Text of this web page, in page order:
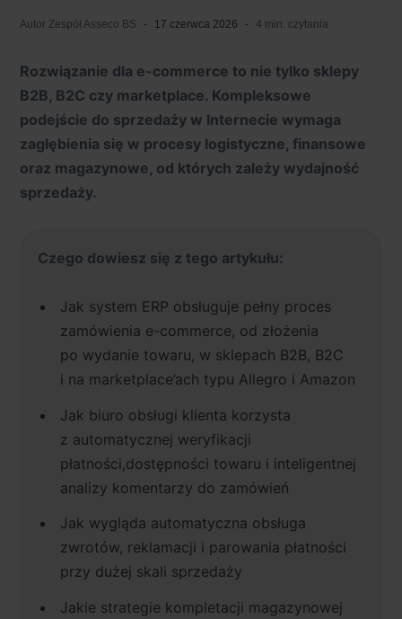
Autor Zespół Asseco BS 17 czerwca 2026 4 min. czytania
Rozwiązanie dla e-commerce to nie tylko sklepy
B2B, B2C czy marketplace. Kompleksowe
podejście do sprzedaży w Internecie wymaga
zagłębienia się w procesy logistyczne, finansowe
oraz magazynowe, od których zależy wydajność
sprzedaży.
Czego dowiesz się z tego artykułu:
Jak system ERP obsługuje pełny proces
zamówienia e-commerce, od złożenia
po wydanie towaru, w sklepach B2B, B2C
i na marketplace’ach typu Allegro i Amazon
Jak biuro obsługi klienta korzysta
z automatycznej weryfikacji
płatności,dostępności towaru i inteligentnej
analizy komentarzy do zamówień
Jak wygląda automatyczna obsługa
zwrotów, reklamacji i parowania płatności
przy dużej skali sprzedaży
Jakie strategie kompletacji magazynowej